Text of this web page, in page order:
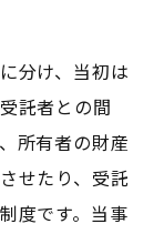
分け、当初は
託者との間
所有者の財産
せたり、受託
度です。当事